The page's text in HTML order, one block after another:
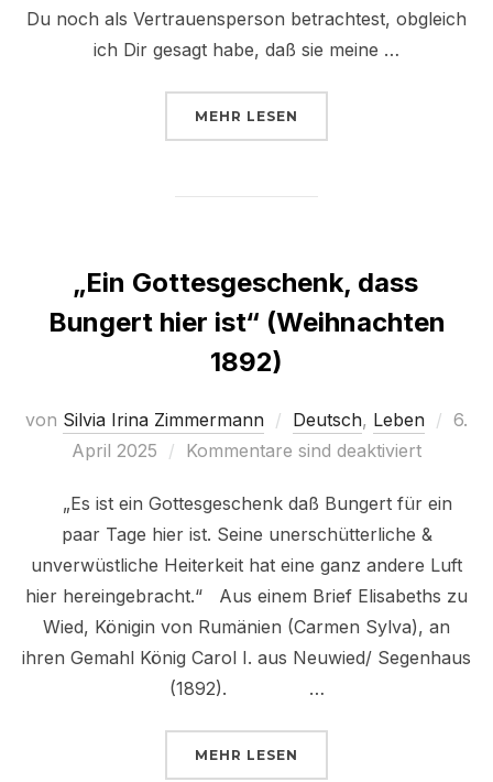
Du noch als Vertrauensperson betrachtest, obgleich
ich Dir gesagt habe, daß sie meine …
MEHR ÜBER „BRIEF AN KÖNIG
LESEN
„Ein Gottesgeschenk, dass
Bungert hier ist“ (Weihnachten
1892)
von Silvia Irina Zimmermann Deutsch, Leben
6.
April 2025
Kommentare sind deaktiviert
„Es ist ein Gottesgeschenk daß Bungert für ein
paar Tage hier ist. Seine unerschütterliche &
unverwüstliche Heiterkeit hat eine ganz andere Luft
hier hereingebracht.“ Aus einem Brief Elisabeths zu
Wied, Königin von Rumänien (Carmen Sylva), an
ihren Gemahl König Carol I. aus Neuwied/ Segenhaus
(1892). …
MEHR ÜBER „„EIN
LESEN